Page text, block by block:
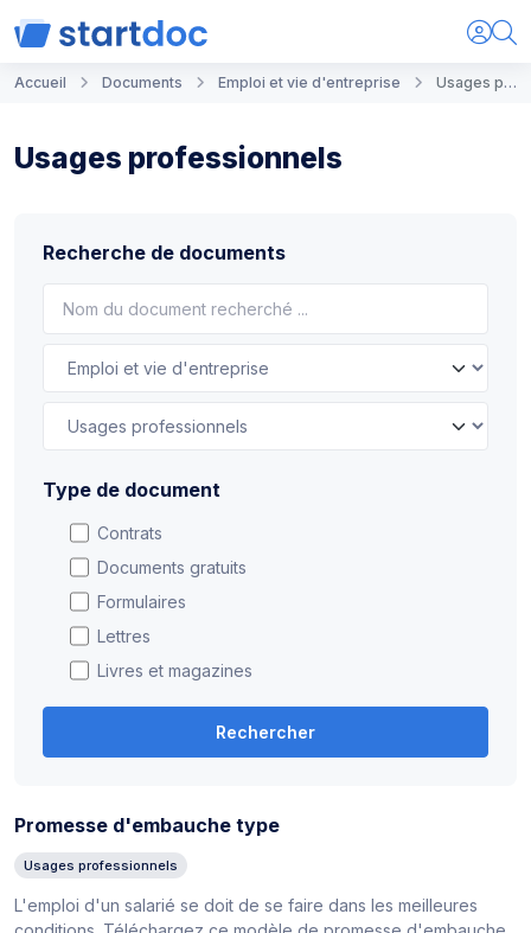
Accueil Documents Emploi et vie d'entreprise Usages professionnels
Usages professionnels
Recherche de documents
Type de document
Contrats
Documents gratuits
Formulaires
Lettres
Livres et magazines
Rechercher
Promesse d'embauche type
Usages professionnels
L'emploi d'un salarié se doit de se faire dans les meilleures